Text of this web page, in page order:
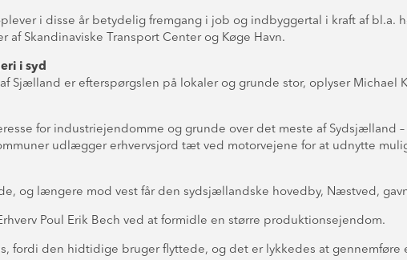
i disse år betydelig fremgang i job og indbyggertal i kraft af bl.a.
af Skandinaviske Transport Center og Køge Havn.
i syd
Sjælland er efterspørgslen på lokaler og grunde stor, oplyser Michael
for industriejendomme og grunde over det meste af
udlægger erhvervsjord tæt ved motorvejene for at udnytte
og længere mod vest får den sydsjællandske hovedby, Næstved,
Poul Erik Bech ved at formidle en større produktionsejendom.
fordi den hidtidige bruger flyttede, og det er lykkedes at gennemføre